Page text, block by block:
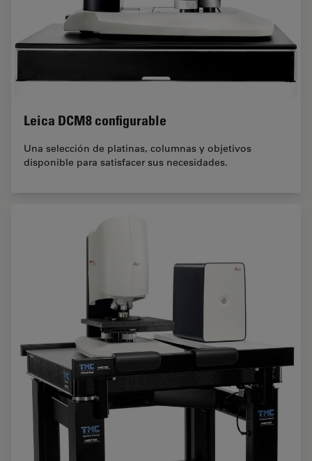
Leica DCM8 configurable
Una selección de platinas, columnas y objetivos
disponible para satisfacer sus necesidades.